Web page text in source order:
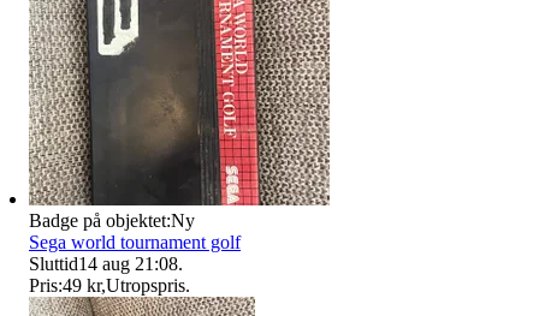
Badge på objektet:Ny
Sega world tournament golf
Sluttid14 aug 21:08.
Pris:49 kr,Utropspris.